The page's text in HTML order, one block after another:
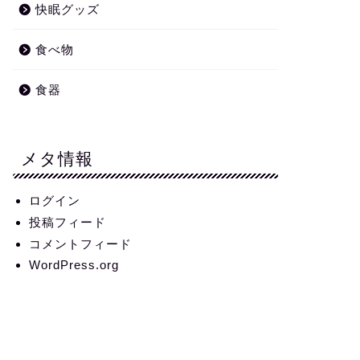
快眠グッズ
食べ物
食器
メタ情報
ログイン
投稿フィード
コメントフィード
WordPress.org